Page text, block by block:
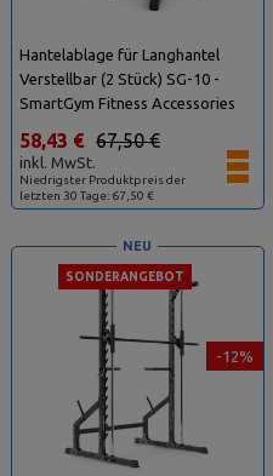
Hantelablage für Langhantel
Verstellbar (2 Stück) SG-10 -
SmartGym Fitness Accessories
Niedrigster Produktpreis der
letzten 30 Tage: 67,50 €
67,50 €
58,43 €
inkl. MwSt.
-12%
SONDERANGEBOT
NEU